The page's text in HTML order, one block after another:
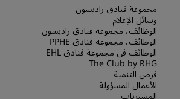
مجموعة فنادق راديسون
وسائل الإعلام
الوظائف، مجموعة فنادق راديسون
الوظائف، مجموعة فنادق PPHE
الوظائف في مجموعة فنادق EHL
The Club by RHG
فرص التنمية
الأعمال المسؤولة
المشتريات